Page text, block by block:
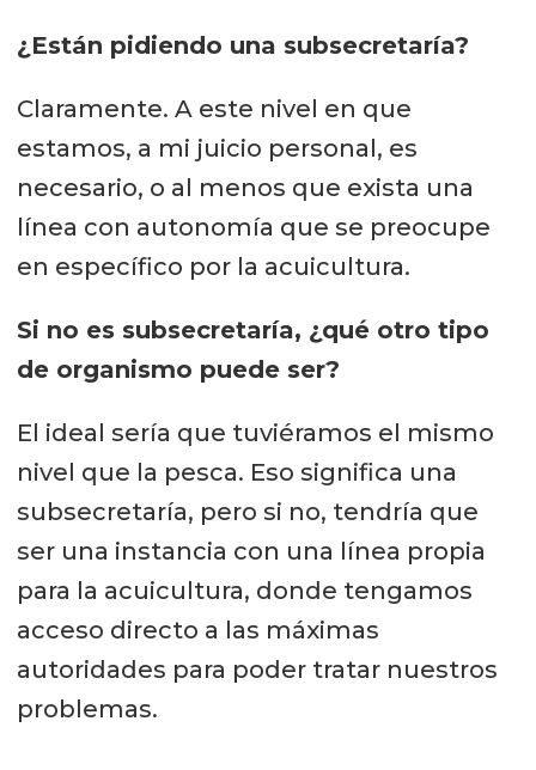
¿Están pidiendo una subsecretaría?
Claramente. A este nivel en que
estamos, a mi juicio personal, es
necesario, o al menos que exista una
línea con autonomía que se preocupe
en específico por la acuicultura.
Si no es subsecretaría, ¿qué otro tipo
de organismo puede ser?
El ideal sería que tuviéramos el mismo
nivel que la pesca. Eso significa una
subsecretaría, pero si no, tendría que
ser una instancia con una línea propia
para la acuicultura, donde tengamos
acceso directo a las máximas
autoridades para poder tratar nuestros
problemas.